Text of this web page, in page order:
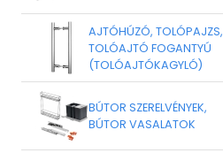
AJTÓHÚZÓ, TOLÓPAJZS,
TOLÓAJTÓ FOGANTYÚ
(TOLÓAJTÓKAGYLÓ)
BÚTOR SZERELVÉNYEK,
BÚTOR VASALATOK